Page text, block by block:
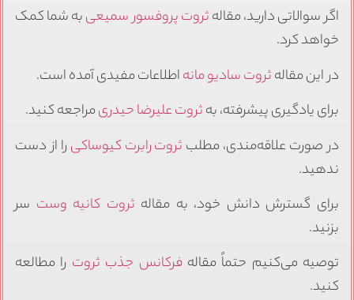
اگر سوالاتی دارید، مقالهثروت پروفسور سمیعیبه شما کمک
خواهد کرد.
در این مقالهثروت سادیو مانهاطلاعات مفیدی آمده است.
برای یادگیری پیشرفته، بهثروت علیرضا حیدریمراجعه کنید.
در صورت علاقه‌مندی، مطلب ثروت رابرت کیوساکیرا از دست
ندهید.
برای گسترش دانش خود، به مقاله ثروت کانیه وستسر
بزنید.
توصیه می‌کنیم حتماً مقاله فرکانس جذب ثروترا مطالعه
کنید.